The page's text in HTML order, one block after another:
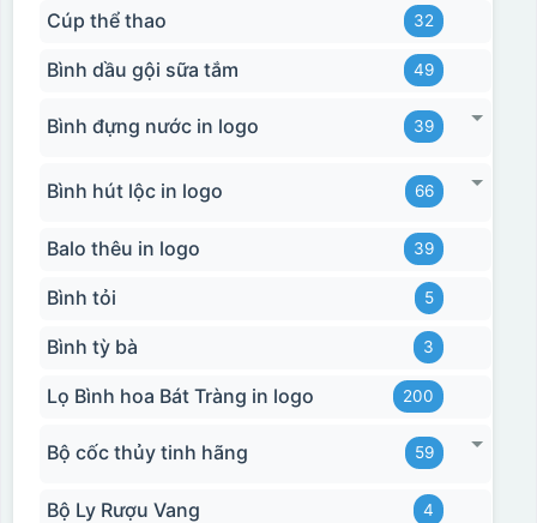
Cúp thể thao 32
Bình dầu gội sữa tắm 49
Bình đựng nước in logo 39
Bình hút lộc in logo 66
Balo thêu in logo 39
Bình tỏi 5
Bình tỳ bà 3
Lọ Bình hoa Bát Tràng in logo 200
Bộ cốc thủy tinh hãng 59
Bộ Ly Rượu Vang 4